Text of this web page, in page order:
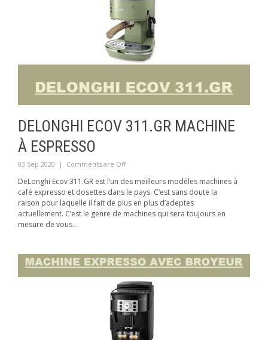
DELONGHI ECOV 311.GR MACHINE
À ESPRESSO
03 Sep 2020 | Comments are Off
DeLonghi Ecov 311.GR est l’un des meilleurs modèles machines à
café expresso et dosettes dans le pays. C’est sans doute la
raison pour laquelle il fait de plus en plus d’adeptes
actuellement. C’est le genre de machines qui sera toujours en
mesure de vous...